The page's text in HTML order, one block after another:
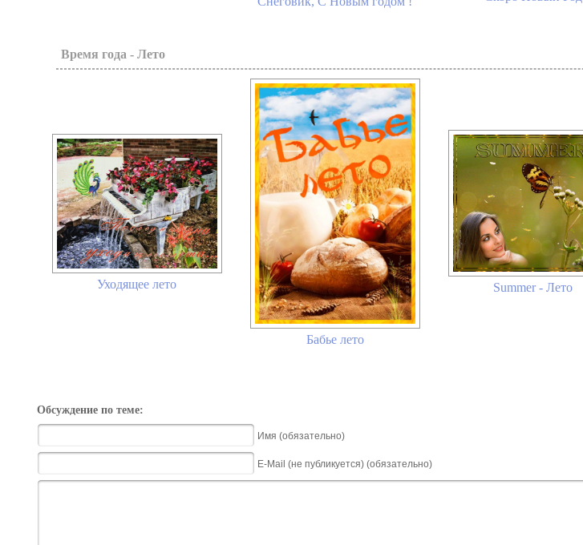
Время года - Лето
Уходящее лето
Бабье лето
Summer - Лето
Обсуждение по теме:
Имя (обязательно)
E-Mail (не публикуется) (обязательно)